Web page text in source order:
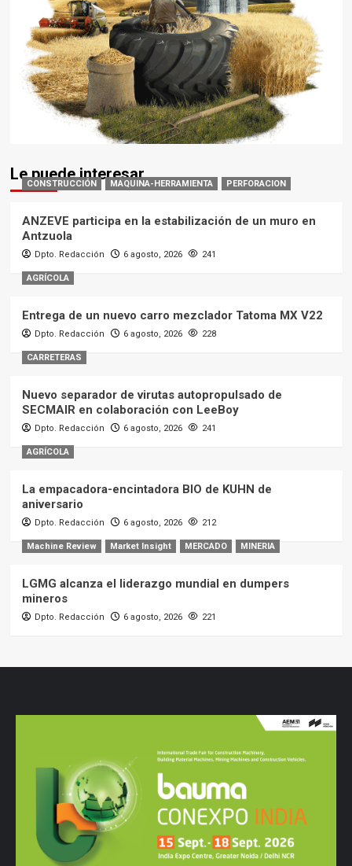
Le puede interesar
CONSTRUCCIÓN MAQUINA-HERRAMIENTA PERFORACION
ANZEVE participa en la estabilización de un muro en
Antzuola
Dpto. Redacción 6 agosto, 2026 241
AGRÍCOLA
Entrega de un nuevo carro mezclador Tatoma MX V22
Dpto. Redacción 6 agosto, 2026 228
CARRETERAS
Nuevo separador de virutas autopropulsado de
SECMAIR en colaboración con LeeBoy
Dpto. Redacción 6 agosto, 2026 241
AGRÍCOLA
La empacadora-encintadora BIO de KUHN de
aniversario
Dpto. Redacción 6 agosto, 2026 212
Machine Review Market Insight MERCADO MINERIA
LGMG alcanza el liderazgo mundial en dumpers
mineros
Dpto. Redacción 6 agosto, 2026 221